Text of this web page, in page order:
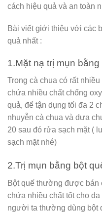
cách hiệu quả và an toàn
Bài viết giới thiệu với các
quả nhất :
1.Mặt nạ trị mụn
Trong cà chua có rất
chứa nhiều chất chống
quả, để tận dụng tối đa 2
nhuyễn cà chua và dưa
20 sau đó rửa sạch mặt (
sạch mặt nhé)
2.Trị mụn bằng bột
Bột quế thường được bán
chứa nhiều chất tốt cho
người ta thường dùng bột